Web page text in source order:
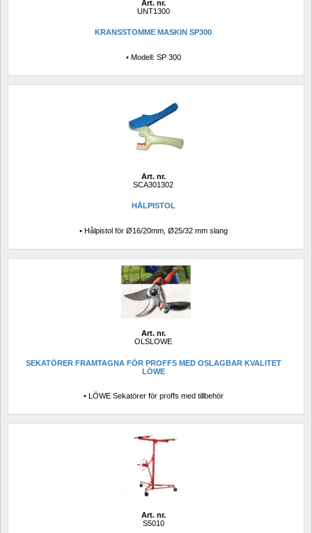
Art. nr.
UNT1300
KRANSSTOMME MASKIN SP300
• Modell: SP 300
Art. nr.
SCA301302
HÅLPISTOL
• Hålpistol för Ø16/20mm, Ø25/32 mm slang
Art. nr.
OLSLOWE
SEKATÖRER FRAMTAGNA FÖR PROFFS MED OSLAGBAR KVALITET
LÖWE
• LÖWE Sekatörer för proffs med tillbehör
Art. nr.
S5010